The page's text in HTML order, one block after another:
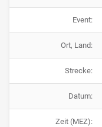
Event:
Ort, Land:
Strecke:
Datum:
Zeit (MEZ):